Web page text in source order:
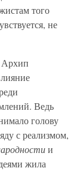
того
не
Архип
Ведь
голову
с реализмом,
и
жила